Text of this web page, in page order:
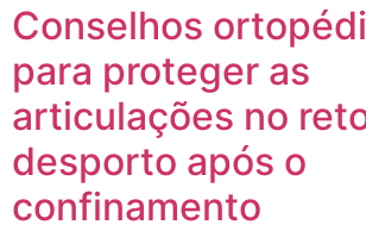
Conselhos
para proteger as
articulações no
desporto após o
confinamento